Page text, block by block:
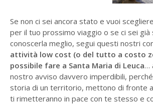
Se non ci sei ancora stato e vuoi
per il tuo prossimo viaggio o se ci sei
conoscerla meglio, segui questi nostri
attività low cost (o del tutto a costo
possibile fare a Santa Maria di Leuca…
nostro avviso davvero imperdibili,
storia di un territorio, mettono di fronte a
ti rimetteranno in pace con te stesso e